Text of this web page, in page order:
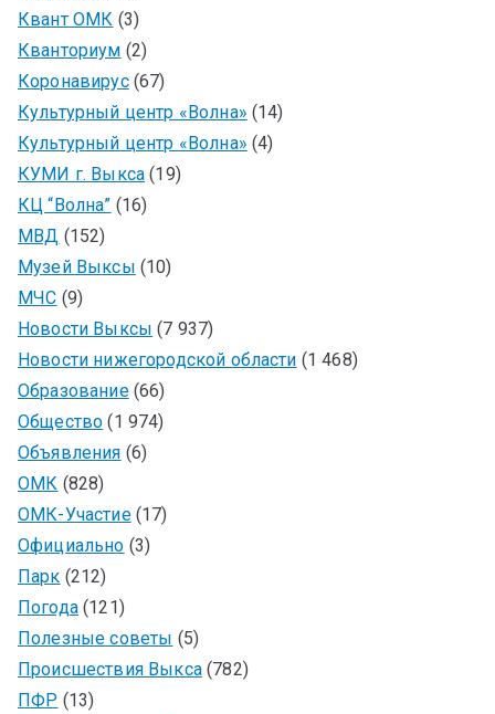
Квант ОМК (3)
Кванториум (2)
Коронавирус(67)
Культурный центр «Волна» (14)
Культурный центр «Волна» (4)
КУМИ г. Выкса (19)
КЦ “Волна” (16)
МВД (152)
Музей Выксы (10)
МЧС (9)
Новости Выксы (7 937)
Новости нижегородской области (1 468)
Образование(66)
Общество (1 974)
Объявления (6)
ОМК (828)
ОМК-Участие(17)
Официально (3)
Парк (212)
Погода(121)
Полезные советы (5)
Происшествия Выкса(782)
ПФР (13)